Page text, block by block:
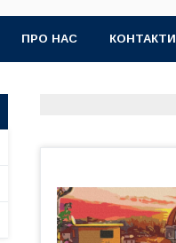
ПРО НАС КОНТАКТИ